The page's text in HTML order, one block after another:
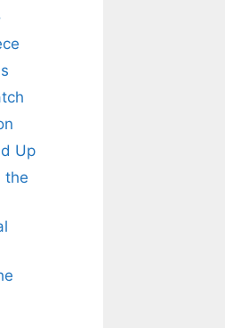
Up
the